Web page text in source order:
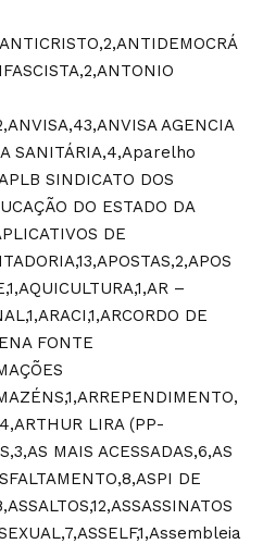
AGENCIA
SANITÁRIA,4,Aparelho
SINDICATO DOS
DO ESTADO DA
DE
–
DE
FONTE
LIRA (PP-
MAIS ACESSADAS,6,AS
DE